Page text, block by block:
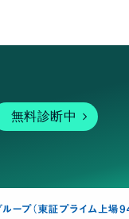
無料診断中